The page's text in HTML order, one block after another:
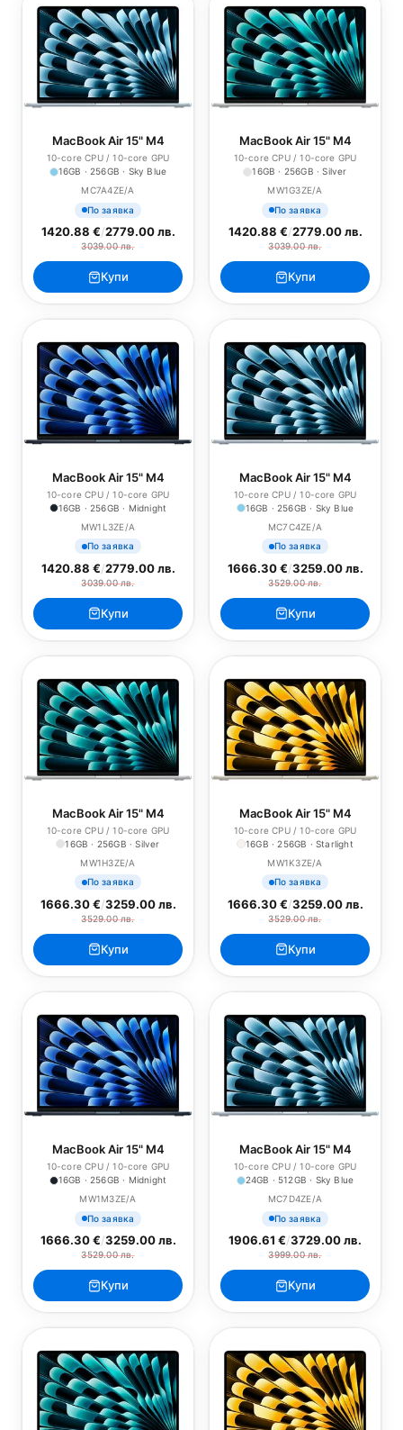
MacBook Air 15" M4
10-core CPU / 10-core GPU
16GB · 256GB · Sky Blue
MC7A4ZE/A
По заявка
1420.88 €/2779.00 лв.
3039.00 лв.
Купи
MacBook Air 15" M4
10-core CPU / 10-core GPU
16GB · 256GB · Silver
MW1G3ZE/A
По заявка
1420.88 €/2779.00 лв.
3039.00 лв.
Купи
MacBook Air 15" M4
10-core CPU / 10-core GPU
16GB · 256GB · Midnight
MW1L3ZE/A
По заявка
1420.88 €/2779.00 лв.
3039.00 лв.
Купи
MacBook Air 15" M4
10-core CPU / 10-core GPU
16GB · 256GB · Sky Blue
MC7C4ZE/A
По заявка
1666.30 €/3259.00 лв.
3529.00 лв.
Купи
MacBook Air 15" M4
10-core CPU / 10-core GPU
16GB · 256GB · Silver
MW1H3ZE/A
По заявка
1666.30 €/3259.00 лв.
3529.00 лв.
Купи
MacBook Air 15" M4
10-core CPU / 10-core GPU
16GB · 256GB · Starlight
MW1K3ZE/A
По заявка
1666.30 €/3259.00 лв.
3529.00 лв.
Купи
MacBook Air 15" M4
10-core CPU / 10-core GPU
16GB · 256GB · Midnight
MW1M3ZE/A
По заявка
1666.30 €/3259.00 лв.
3529.00 лв.
Купи
MacBook Air 15" M4
10-core CPU / 10-core GPU
24GB · 512GB · Sky Blue
MC7D4ZE/A
По заявка
1906.61 €/3729.00 лв.
3999.00 лв.
Купи